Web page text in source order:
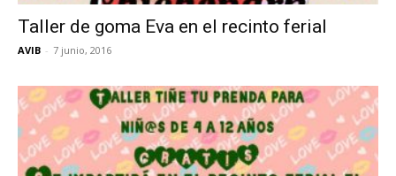
Taller de goma Eva en el recinto ferial
AVIB - 7 junio, 2016